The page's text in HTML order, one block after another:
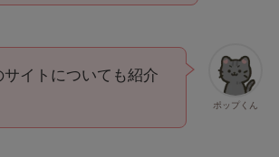
ポップくん
サイトについても紹介